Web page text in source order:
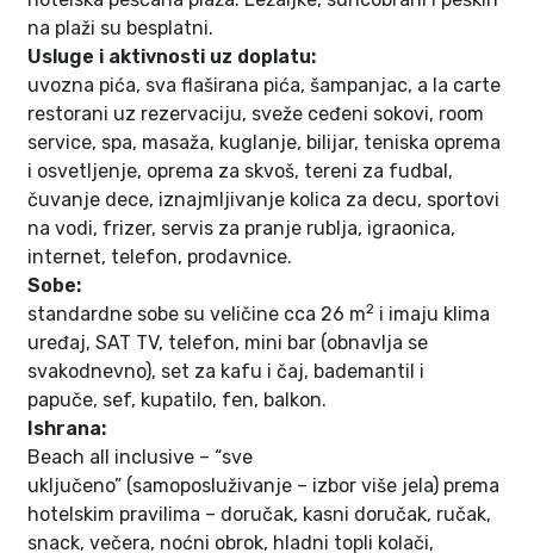
na plaži su besplatni.
Usluge i aktivnosti uz doplatu:
uvozna pića, sva flaširana pića, šampanjac, a la carte
restorani uz rezervaciju, sveže ceđeni sokovi, room
service, spa, masaža, kuglanje, bilijar, teniska oprema
i osvetljenje, oprema za skvoš, tereni za fudbal,
čuvanje dece, iznajmljivanje kolica za decu, sportovi
na vodi, frizer, servis za pranje rublja, igraonica,
internet, telefon, prodavnice.
Sobe:
standardne sobe su veličine cca 26 m2 i imaju klima
uređaj, SAT TV, telefon, mini bar (obnavlja se
svakodnevno), set za kafu i čaj, bademantil i
papuče, sef, kupatilo, fen, balkon.
Ishrana:
Beach all inclusive – “sve
uključeno” (samoposluživanje – izbor više jela) prema
hotelskim pravilima – doručak, kasni doručak, ručak,
snack, večera, noćni obrok, hladni topli kolači,